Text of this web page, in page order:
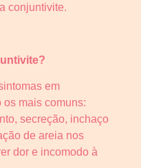
conjuntivite.
em
mais comuns:
secreção, inchaço
de areia nos
dor e incomodo à